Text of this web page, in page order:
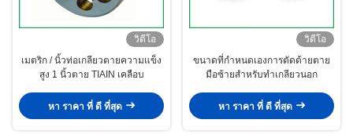
วิดีโอ
เมตริก / นิ้วท่อเกลียวตายความแข็ง
สูง 1 นิ้วตาย TIAIN เคลือบ
หา ราคา ที่ ดี ที่สุด
วิดีโอ
ขนาดที่กำหนดเองการตัดด้ายตาย
มือซ้ายสำหรับทำเกลียวนอก
หา ราคา ที่ ดี ที่สุด